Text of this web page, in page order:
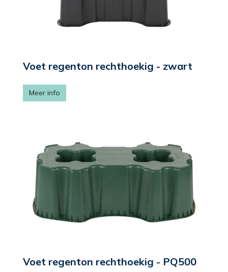
Voet regenton rechthoekig - zwart
Meer info
Voet regenton rechthoekig - PQ500